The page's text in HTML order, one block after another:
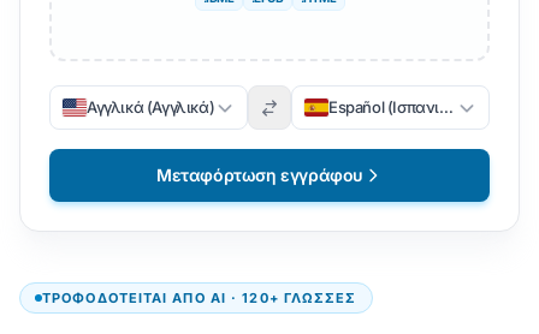
ΤΡΟΦΟΔΟΤΕΊΤΑΙ ΑΠΌ AI · 120+ ΓΛΏΣΣΕΣ
Αγγλικά (Αγγλικά) Español (Ισπανικά)
Μεταφόρτωση εγγράφου